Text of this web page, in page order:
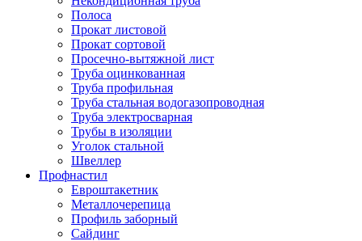
Полоса
Прокат листовой
Прокат сортовой
Просечно-вытяжной лист
Труба оцинкованная
Труба профильная
Труба стальная водогазопроводная
Труба электросварная
Трубы в изоляции
Уголок стальной
Швеллер
Профнастил
Евроштакетник
Металлочерепица
Профиль заборный
Сайдинг